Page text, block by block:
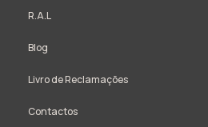
R.A.L
Blog
Livro de Reclamações
Contactos